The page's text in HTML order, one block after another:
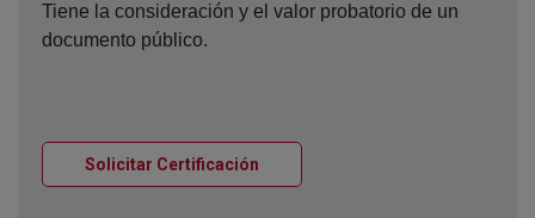
Tiene la consideración y el valor probatorio de un
documento público.
Solicitar Certificación